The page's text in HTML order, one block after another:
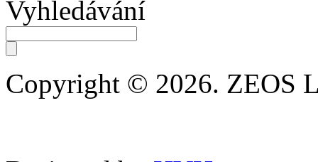
Vyhledávání
Copyright © 2026. ZEOS